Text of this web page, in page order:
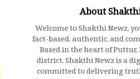
About
Welcome to Shakthi Newz,
fact-based, authentic, and
Based in the heart of
district, Shakthi Newz is a
committed to delivering